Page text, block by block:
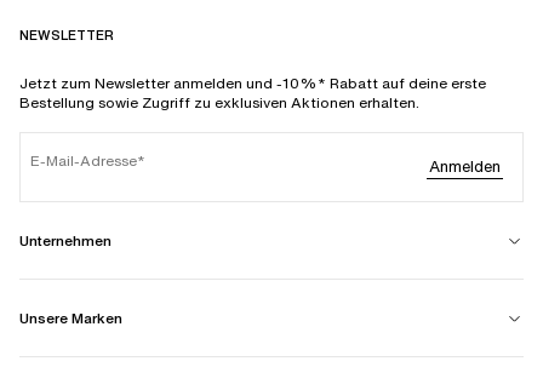
NEWSLETTER
Jetzt zum Newsletter anmelden und -10%* Rabatt auf deine erste
Bestellung sowie Zugriff zu exklusiven Aktionen erhalten.
E-Mail-Adresse Anmelden
Unternehmen
Unsere Marken